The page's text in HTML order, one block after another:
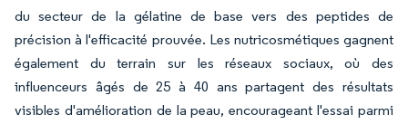
du secteur de la gélatine de base vers des peptides de
précision à l'efficacité prouvée. Les nutricosmétiques gagnent
également du terrain sur les réseaux sociaux, où des
influenceurs âgés de 25 à 40 ans partagent des résultats
visibles d'amélioration de la peau, encourageant l'essai parmi